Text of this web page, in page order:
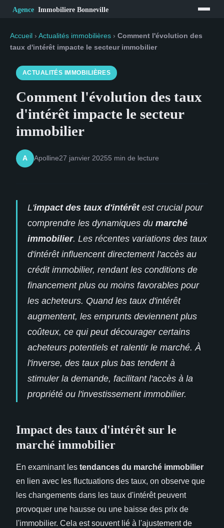
Accueil › Actualités immobilières › Comment l'évolution des
taux d'intérêt impacte le secteur immobilier
ACTUALITÉS IMMOBILIÈRES
Comment l'évolution des taux
d'intérêt impacte le secteur
immobilier
A Apolline27 janvier 20255 min de lecture
L'impact des taux d'intérêtest crucial pour
comprendre les dynamiques du marché
immobilier. Les récentes variations des taux
d'intérêt influencent directement l'accès au
crédit immobilier, rendant les conditions de
financement plus ou moins favorables pour
les acheteurs. Quand les taux d'intérêt
augmentent, les emprunts deviennent plus
coûteux, ce qui peut décourager certains
acheteurs potentiels et ralentir le marché. À
l'inverse, des taux plus bas tendent à
stimuler la demande, facilitant l'accès à la
propriété ou l'investissement immobilier.
Impact des taux d'intérêt sur le
marché immobilier
En examinant les tendances du marché immobilier
en lien avec les fluctuations des taux, on observe que
les changements dans les taux d'intérêt peuvent
provoquer une hausse ou une baisse des prix de
l'immobilier. Cela est souvent lié à l'ajustement de